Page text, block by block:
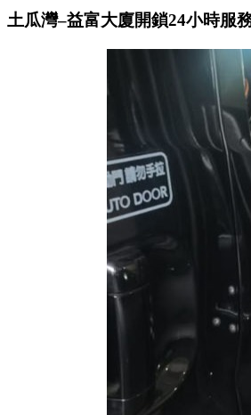
土瓜灣–益富大廈開鎖24小時服